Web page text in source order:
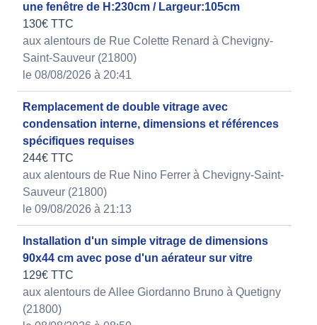
une fenêtre de H:230cm / Largeur:105cm
130€ TTC
aux alentours de Rue Colette Renard à Chevigny-
Saint-Sauveur (21800)
le 08/08/2026 à 20:41
Remplacement de double vitrage avec
condensation interne, dimensions et références
spécifiques requises
244€ TTC
aux alentours de Rue Nino Ferrer à Chevigny-Saint-
Sauveur (21800)
le 09/08/2026 à 21:13
Installation d'un simple vitrage de dimensions
90x44 cm avec pose d'un aérateur sur vitre
129€ TTC
aux alentours de Allee Giordanno Bruno à Quetigny
(21800)